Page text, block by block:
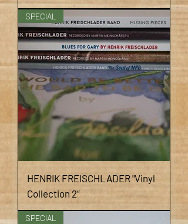
SPECIAL
HENRIK FREISCHLADER "Vinyl
Collection 2“
SPECIAL